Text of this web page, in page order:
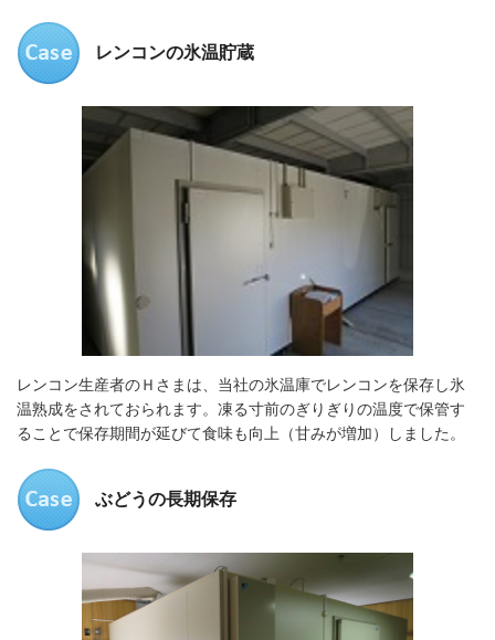
レンコンの氷温貯蔵
レンコン生産者のＨさまは、当社の氷温庫でレンコンを保存し氷
温熟成をされておられます。凍る寸前のぎりぎりの温度で保管す
ることで保存期間が延びて食味も向上（甘みが増加）しました。
ぶどうの長期保存